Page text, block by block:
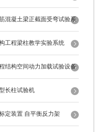
混凝土梁正截面受弯试验系
工程梁柱教学实验系统
结构空间动力加载试验设备
框架
长柱试验机
定装置 自平衡反力架